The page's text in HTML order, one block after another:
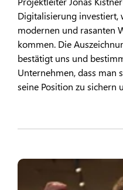
Digitalisierung investiert,
modernen und rasanten
kommen. Die
bestätigt uns und
Unternehmen, dass man
seine Position zu sichern